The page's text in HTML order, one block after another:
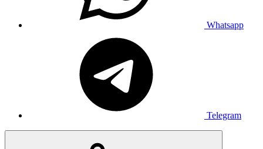
Whatsapp
Telegram